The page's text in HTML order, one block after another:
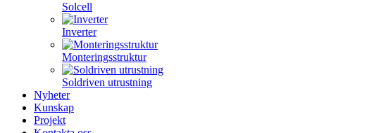
Solcell
Inverter
Monteringsstruktur
Soldriven utrustning
Nyheter
Kunskap
Projekt